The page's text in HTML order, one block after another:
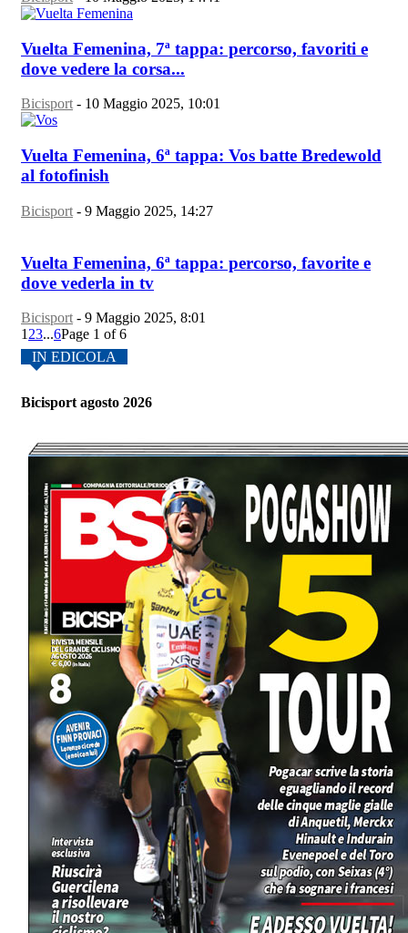
Vuelta Femenina, 7ª tappa: percorso, favoriti e
dove vedere la corsa...
Bicisport - 10 Maggio 2025, 10:01
Vuelta Femenina, 6ª tappa: Vos batte Bredewold
al fotofinish
Bicisport - 9 Maggio 2025, 14:27
Vuelta Femenina, 6ª tappa: percorso, favorite e
dove vederla in tv
Bicisport - 9 Maggio 2025, 8:01
1 23...6Page 1 of 6
IN EDICOLA
Bicisport agosto 2026